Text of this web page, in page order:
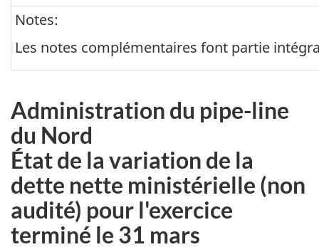
Notes:
Les notes complémentaires font partie
Administration du pipe-line
du Nord
État de la variation de la
dette nette ministérielle (non
audité) pour l'exercice
terminé le 31 mars